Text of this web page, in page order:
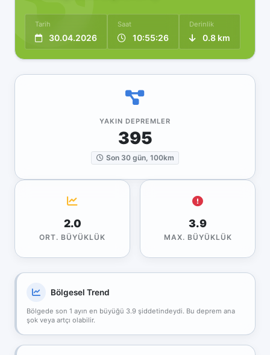
Tarih
30.04.2026
Saat
10:55:26
Derinlik
0.8 km
YAKIN DEPREMLER
395
Son 30 gün, 100km
2.0
ORT. BÜYÜKLÜK
3.9
MAX. BÜYÜKLÜK
Bölgesel Trend
Bölgede son 1 ayın en büyüğü 3.9 şiddetindeydi. Bu deprem ana
şok veya artçı olabilir.